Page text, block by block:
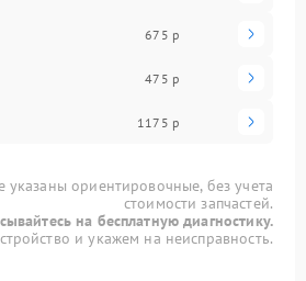
675 р
475 р
1175 р
указаны ориентировочные, без учета
стоимости запчастей.
на бесплатную диагностику.
и укажем на неисправность.